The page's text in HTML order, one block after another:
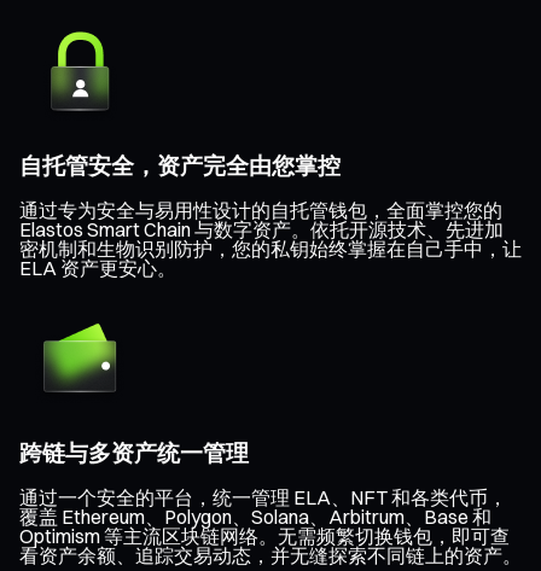
自托管安全，资产完全由您掌控
通过专为安全与易用性设计的自托管钱包，全面掌控您的
Elastos Smart Chain 与数字资产。依托开源技术、先进加
密机制和生物识别防护，您的私钥始终掌握在自己手中，让
ELA 资产更安心。
跨链与多资产统一管理
通过一个安全的平台，统一管理 ELA、NFT 和各类代币，
覆盖 Ethereum、Polygon、Solana、Arbitrum、Base 和
Optimism 等主流区块链网络。无需频繁切换钱包，即可查
看资产余额、追踪交易动态，并无缝探索不同链上的资产。